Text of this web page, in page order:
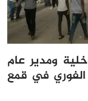
ومدير عام
في قمع